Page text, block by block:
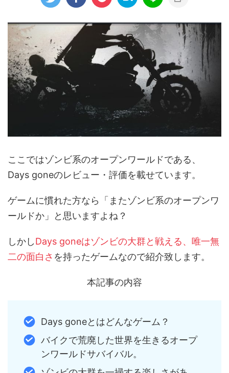
ここではゾンビ系のオープンワールドである、
Days goneのレビュー・評価を載せています。
ゲームに慣れた方なら「またゾンビ系のオープンワ
ールドか」と思いますよね？
しかしDays goneはゾンビの大群と戦える、唯一無
二の面白さ を持ったゲームなので紹介致します。
本記事の内容
Days goneとはどんなゲーム？
バイクで荒廃した世界を生きるオープ
ンワールドサバイバル。